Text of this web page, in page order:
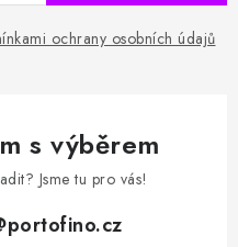
ochrany osobních údajů
s výběrem
Jsme tu pro vás!
portofino.cz